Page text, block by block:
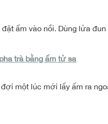
ấm vào nồi. Dùng lửa
trà bằng ấm tử sa
một lúc mới lấy ấm ra